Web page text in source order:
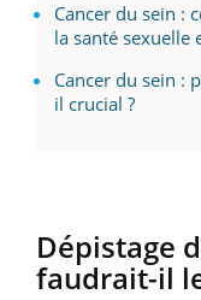
Cancer du sein :
la santé sexuelle
Cancer du sein :
il crucial ?
Dépistage
faudrait-il